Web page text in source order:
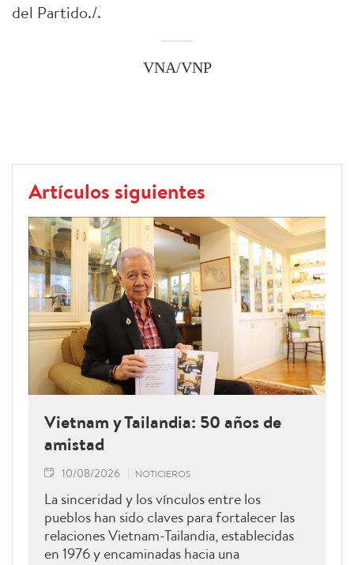
del Partido./.
VNA/VNP
Artículos siguientes
Vietnam y Tailandia: 50 años de
amistad
10/08/2026 NOTICIEROS
La sinceridad y los vínculos entre los
pueblos han sido claves para fortalecer las
relaciones Vietnam-Tailandia, establecidas
en 1976 y encaminadas hacia una